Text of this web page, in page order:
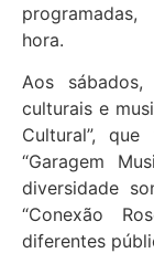
hora.
Aos
culturais e
Cultural”,
“Garagem
diversidade
“Conexão
diferentes